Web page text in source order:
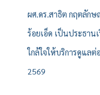
ผศ.ดร.สาธิต กฤตลัก
ร้อยเอ็ด เป็นประธาน
ใกล้ใจให้บริการดูแล
2569